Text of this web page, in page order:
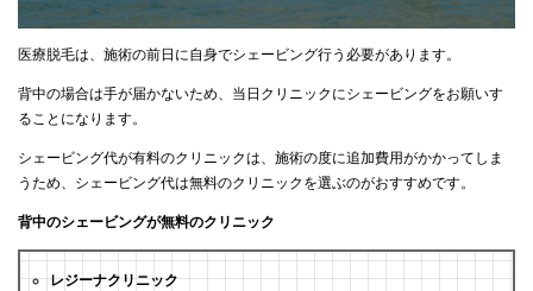
医療脱毛は、施術の前日に自身でシェービング行う必要があります。
背中の場合は手が届かないため、当日クリニックにシェービングをお願いす
ることになります。
シェービング代が有料のクリニックは、施術の度に追加費用がかかってしま
うため、シェービング代は無料のクリニックを選ぶのがおすすめです。
背中のシェービングが無料のクリニック
レジーナクリニック